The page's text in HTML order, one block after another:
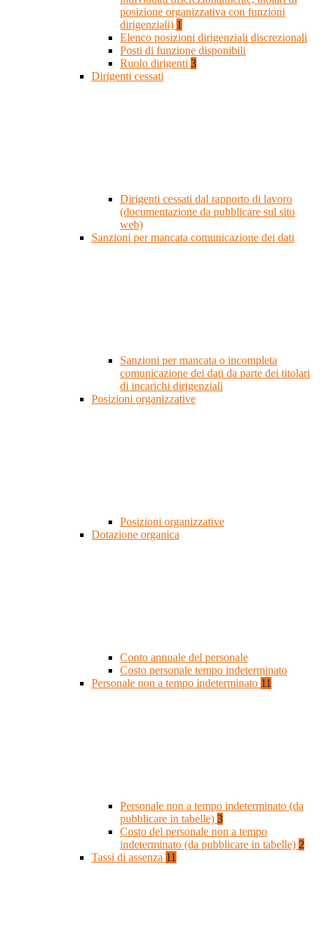
posizione organizzativa con funzioni
dirigenziali) 1
Elenco posizioni dirigenziali discrezionali
Posti di funzione disponibili
Ruolo dirigenti 3
Dirigenti cessati
Dirigenti cessati dal rapporto di lavoro
(documentazione da pubblicare sul sito
web)
Sanzioni per mancata comunicazione dei dati
Sanzioni per mancata o incompleta
comunicazione dei dati da parte dei titolari
di incarichi dirigenziali
Posizioni organizzative
Posizioni organizzative
Dotazione organica
Conto annuale del personale
Costo personale tempo indeterminato
Personale non a tempo indeterminato 11
Personale non a tempo indeterminato (da
pubblicare in tabelle) 3
Costo del personale non a tempo
indeterminato (da pubblicare in tabelle) 2
Tassi di assenza 11